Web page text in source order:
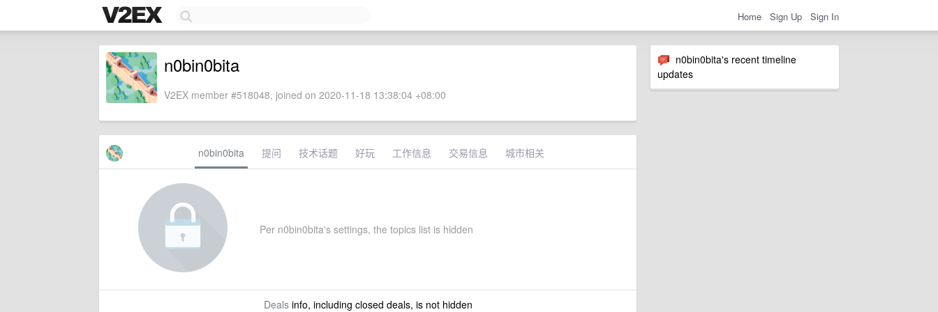
Home Sign Up Sign In
n0bin0bita's recent timeline
updates
n0bin0bita
V2EX member #518048, joined on 2020-11-18 13:38:04 +08:00
n0bin0bita 提问 技术话题 好玩 工作信息 交易信息 城市相关
Per n0bin0bita's settings, the topics list is hidden
Dealsinfo, including closed deals, is not hidden